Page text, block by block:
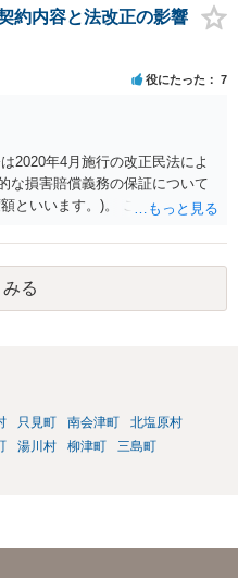
思いますので、そのあたりも含
よく打ち合わせた方がよいと思
提出をしないということであ
した上で、貴方のほうで書面提
しょう。
約内容と法改正の影響
役にたった 7
2020年4月施行の改正民法によ
な損害賠償義務の保証について
といいます。)。 この書式にサ
そうです。
る
只見町 南会津町
北塩原村
湯川村 柳津町
三島町